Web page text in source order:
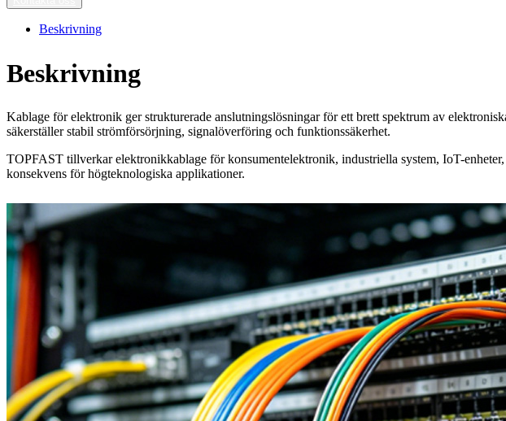
Beskrivning
Beskrivning
Kablage för elektronik ger strukturerade anslutningslösningar för ett brett spektrum av
säkerställer stabil strömförsörjning, signalöverföring och funktionssäkerhet.
TOPFAST tillverkar elektronikkablage för konsumentelektronik, industriella system, IoT-
konsekvens för högteknologiska applikationer.